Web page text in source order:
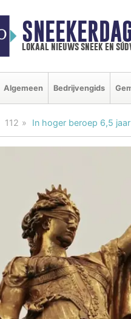
lokaal nieuws sneek en
Algemeen Bedrijvengids
112 In hoger beroep 6,5